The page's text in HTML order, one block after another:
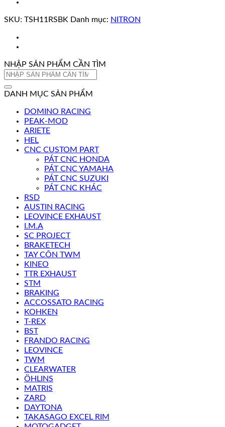
SKU: TSH11RSBK Danh mục: NITRON
NHẬP SẢN PHẨM CẦN TÌM
Tìm
DANH MỤC SẢN PHẨM
DOMINO RACING
PEAK-MOD
ARIETE
HEL
CNC CUSTOM PART
PÁT CNC HONDA
PÁT CNC YAMAHA
PÁT CNC SUZUKI
PÁT CNC KHÁC
RSD
AUSTIN RACING
LEOVINCE EXHAUST
I.M.A
SC PROJECT
BRAKETECH
TAY CÔN TWM
KINEO
TTR EXHAUST
STM
BRAKING
ACCOSSATO RACING
KOHKEN
T-REX
BST
FRANDO RACING
LEOVINCE
TWM
CLEARWATER
ÖHLINS
MATRIS
ZARD
DAYTONA
TAKASAGO EXCEL RIM